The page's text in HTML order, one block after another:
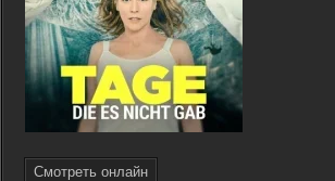
Смотреть онлайн